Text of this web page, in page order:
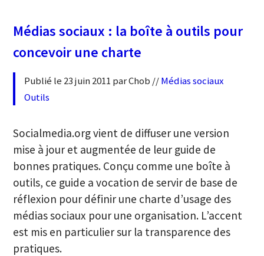
FÂCHEUX
MÉDIAS
Médias sociaux : la boîte à outils pour
concevoir une charte
Publié le 23 juin 2011 par Chob //Médias sociaux
Outils
Socialmedia.org vient de diffuser une version
mise à jour et augmentée de leur guide de
bonnes pratiques. Conçu comme une boîte à
outils, ce guide a vocation de servir de base de
réflexion pour définir une charte d’usage des
médias sociaux pour une organisation. L’accent
est mis en particulier sur la transparence des
pratiques.